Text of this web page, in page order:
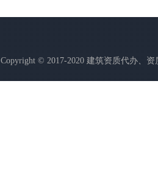
Copyright © 2017-2020 建筑资质代办、